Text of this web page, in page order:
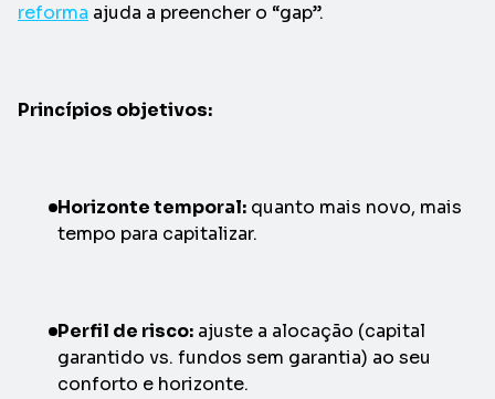
reforma ajuda a preencher o “gap”.
Princípios objetivos:
Horizonte temporal: quanto mais novo, mais
tempo para capitalizar.
Perfil de risco: ajuste a alocação (capital
garantido vs. fundos sem garantia) ao seu
conforto e horizonte.